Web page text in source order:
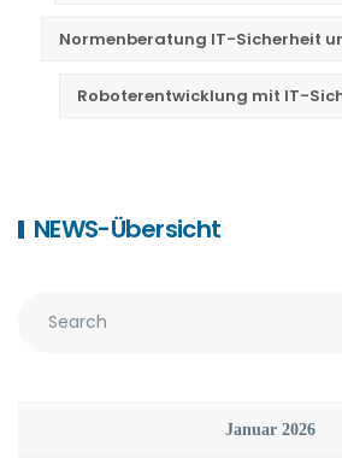
Normenberatung IT-Sicherheit
Roboterentwicklung mit IT-
NEWS-Übersicht
Januar 2026